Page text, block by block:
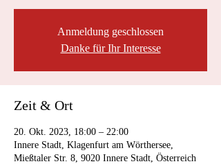
Anmeldung geschlossen
Danke für Ihr Interesse
Zeit & Ort
20. Okt. 2023, 18:00 – 22:00
Innere Stadt, Klagenfurt am Wörthersee,
Mießtaler Str. 8, 9020 Innere Stadt, Österreich